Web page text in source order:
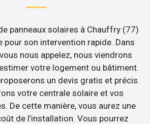
panneaux solaires à Chauffry (77)
pour son intervention rapide. Dans
nous appelez, nous viendrons
votre logement ou bâtiment.
un devis gratis et précis.
votre centrale solaire et vos
De cette manière, vous aurez une
de l’installation. Vous pourrez